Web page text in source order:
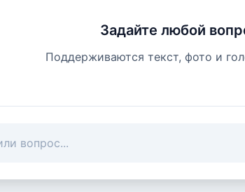
Задайте любой
Поддерживаются текст, фото и